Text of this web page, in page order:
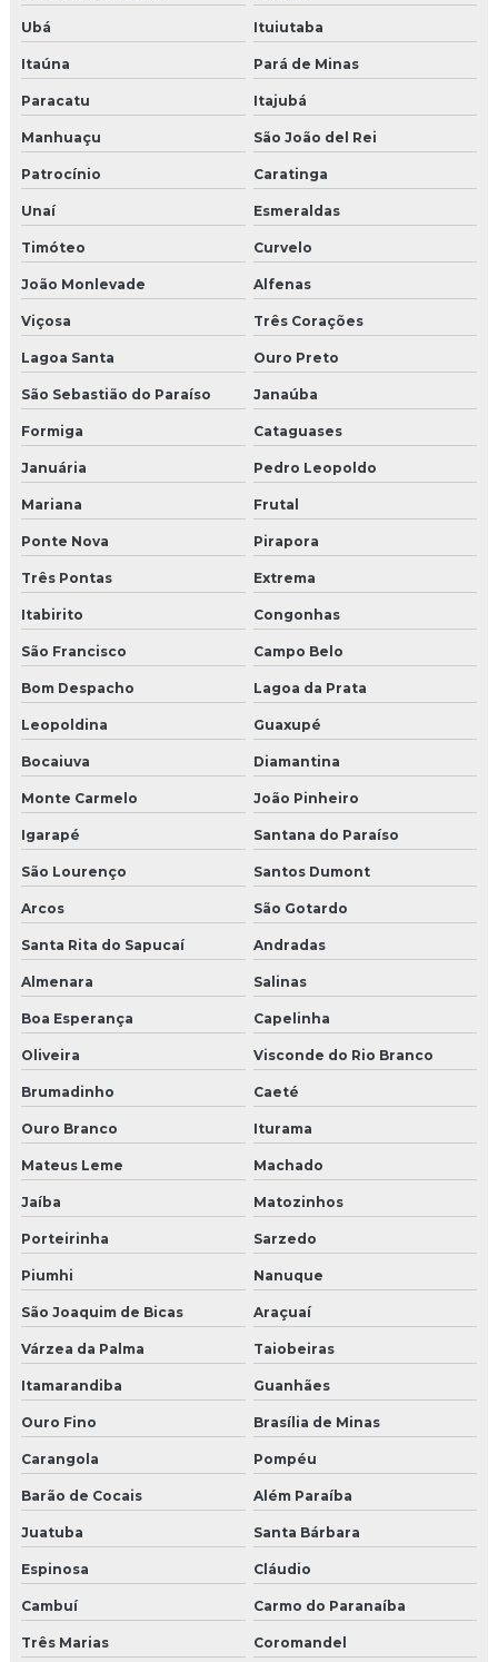
Molduras externas de cimento
Molduras externas para fachadas
Molduras externas de isopor preço
Molduras externas para janelas
Molduras externas para residências
Molduras para fachadas
Molduras para fachadas de cimento
Molduras para fachadas em eps
Molduras para fachadas externas
Molduras para fachadas de muros
Molduras isopor fabrica
Molduras de isopor para fachada
Molduras isopor fachadas externas
Molduras de isopor para janelas externas
Molduras para janelas externas
Molduras para janelas e portas externas
Molduras para muros exteriores
Molduras para portas e janelas externas
Onde comprar moldura de eps
Onde comprar moldura de isopor
Ubá Ituiutaba
Itaúna Pará de Minas
Paracatu Itajubá
Manhuaçu São João del Rei
Patrocínio Caratinga
Unaí Esmeraldas
Timóteo Curvelo
João Monlevade Alfenas
Viçosa Três Corações
Lagoa Santa Ouro Preto
São Sebastião do Paraíso Janaúba
Formiga Cataguases
Januária Pedro Leopoldo
Mariana Frutal
Ponte Nova Pirapora
Três Pontas Extrema
Itabirito Congonhas
São Francisco Campo Belo
Bom Despacho Lagoa da Prata
Leopoldina Guaxupé
Bocaiuva Diamantina
Monte Carmelo João Pinheiro
Igarapé Santana do Paraíso
São Lourenço Santos Dumont
Arcos São Gotardo
Santa Rita do Sapucaí Andradas
Almenara Salinas
Boa Esperança Capelinha
Oliveira Visconde do Rio Branco
Brumadinho Caeté
Ouro Branco Iturama
Mateus Leme Machado
Jaíba Matozinhos
Porteirinha Sarzedo
Piumhi Nanuque
São Joaquim de Bicas Araçuaí
Várzea da Palma Taiobeiras
Itamarandiba Guanhães
Ouro Fino Brasília de Minas
Carangola Pompéu
Barão de Cocais Além Paraíba
Juatuba Santa Bárbara
Espinosa Cláudio
Cambuí Carmo do Paranaíba
Três Marias Coromandel